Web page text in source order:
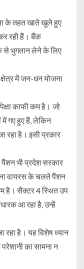
के तहत खाते खुले हुए
रही हैं। बैंक
से भुगतान लेने के लिए
में जन-धन योजना
काफी कम है। जो
में गए हुए हैं, लेकिन
रहा है। इसी प्रकार
पैंशन भी प्रदेश सरकार
वायरस के चलते पैंशन
है। सैक्टर 4 स्थित उप
आ रहा है, उन्हें
रहा है। यह विशेष ध्यान
का सामना न